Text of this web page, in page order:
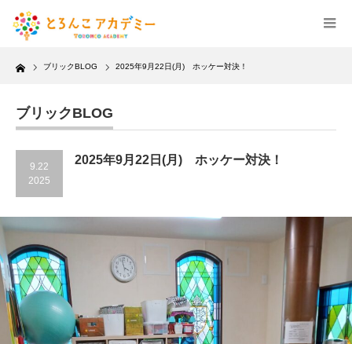
Home ブリックBLOG 2025年9月22日(月) ホッケー対決！
ブリックBLOG
9.22
2025
2025年9月22日(月) ホッケー対決！